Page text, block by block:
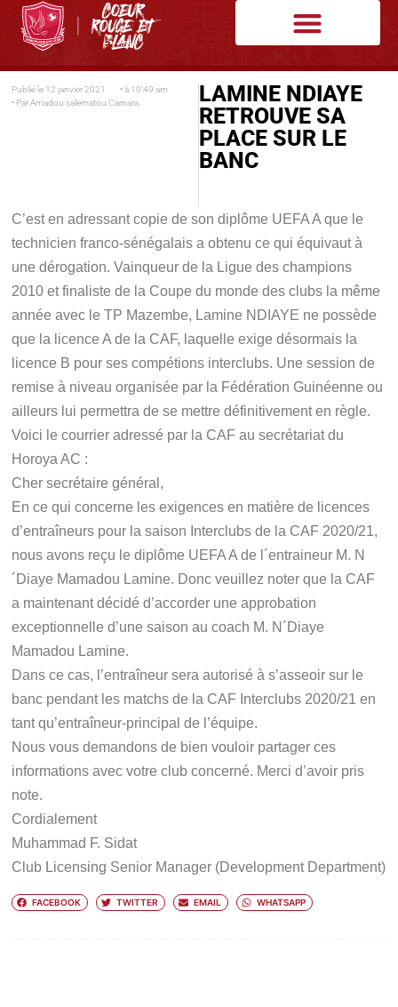
Publié le 12 janvier 2021 • à 10:49 am
• ParAmadou salematou Camara
LAMINE NDIAYE
RETROUVE SA
PLACE SUR LE
BANC
C’est en adressant copie de son diplôme UEFA A que le
technicien franco-sénégalais a obtenu ce qui équivaut à
une dérogation. Vainqueur de la Ligue des champions
2010 et finaliste de la Coupe du monde des clubs la même
année avec le TP Mazembe, Lamine NDIAYE ne possède
que la licence A de la CAF, laquelle exige désormais la
licence B pour ses compétions interclubs. Une session de
remise à niveau organisée par la Fédération Guinéenne ou
ailleurs lui permettra de se mettre définitivement en règle.
Voici le courrier adressé par la CAF au secrétariat du
Horoya AC :
Cher secrétaire général,
En ce qui concerne les exigences en matière de licences
d’entraîneurs pour la saison Interclubs de la CAF 2020/21,
nous avons reçu le diplôme UEFA A de l´entraineur M. N
´Diaye Mamadou Lamine. Donc veuillez noter que la CAF
a maintenant décidé d’accorder une approbation
exceptionnelle d’une saison au coach M. N´Diaye
Mamadou Lamine.
Dans ce cas, l’entraîneur sera autorisé à s’asseoir sur le
banc pendant les matchs de la CAF Interclubs 2020/21 en
tant qu’entraîneur-principal de l’équipe.
Nous vous demandons de bien vouloir partager ces
informations avec votre club concerné. Merci d’avoir pris
note.
Cordialement
Muhammad F. Sidat
Club Licensing Senior Manager (Development Department)
FACEBOOK TWITTER EMAIL WHATSAPP